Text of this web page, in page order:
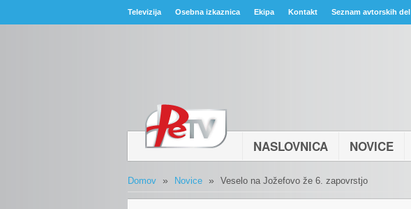
Televizija Osebna izkaznica Ekipa Kontakt Seznam avtorskih del
NASLOVNICA NOVICE
Domov » Novice » Veselo na Jožefovo že 6. zapovrstjo